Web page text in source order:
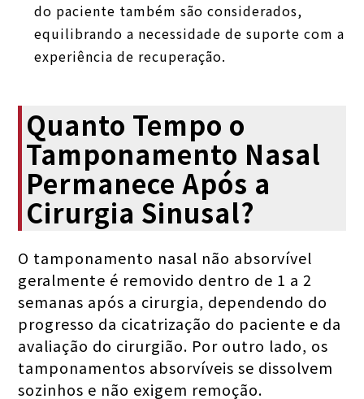
do paciente também são considerados,
equilibrando a necessidade de suporte com a
experiência de recuperação.
Quanto Tempo o
Tamponamento Nasal
Permanece Após a
Cirurgia Sinusal?
O tamponamento nasal não absorvível
geralmente é removido dentro de 1 a 2
semanas após a cirurgia, dependendo do
progresso da cicatrização do paciente e da
avaliação do cirurgião. Por outro lado, os
tamponamentos absorvíveis se dissolvem
sozinhos e não exigem remoção.